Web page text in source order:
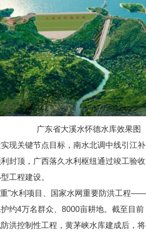
广东省大溪水怀德水库效果图
现关键节点目标，南水北调中线引江
封顶，广西落久水利枢纽通过竣工验
工程建设。
”水利项目、国家水网重要防洪工程
约4万名群众、8000亩耕地。截至目
洪控制性工程，黄茅峡水库建成后，